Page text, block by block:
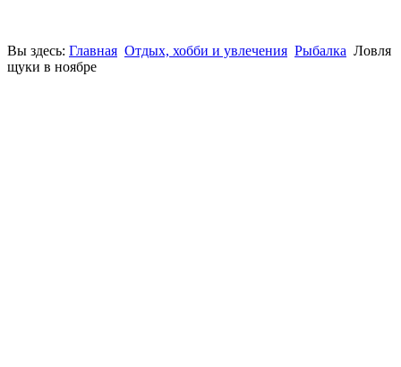
Вы здесь: Главная Отдых, хобби и увлечения Рыбалка Ловля
щуки в ноябре